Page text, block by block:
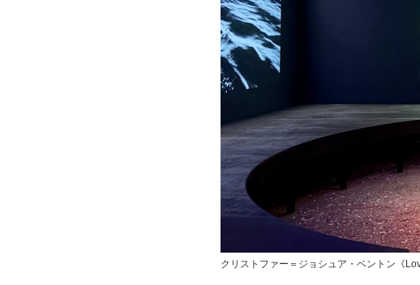
クリストファー＝ジョシュア・ベントン《